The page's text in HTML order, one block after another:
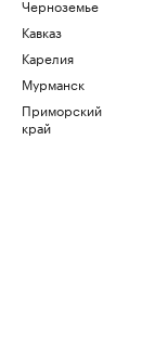
Черноземье
Кавказ
Карелия
Мурманск
Приморский
край